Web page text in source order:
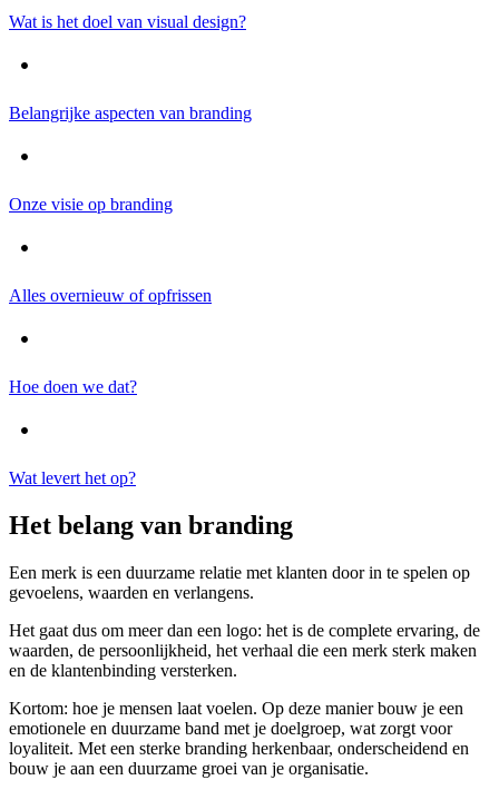
Wat is het doel van visual design?
Belangrijke aspecten van branding
Onze visie op branding
Alles overnieuw of opfrissen
Hoe doen we dat?
Wat levert het op?
Het belang van branding
Een merk is een duurzame relatie met klanten door in te spelen op
gevoelens, waarden en verlangens.
Het gaat dus om meer dan een logo: het is de complete ervaring, de
waarden, de persoonlijkheid, het verhaal die een merk sterk maken
en de klantenbinding versterken.
Kortom: hoe je mensen laat voelen. Op deze manier bouw je een
emotionele en duurzame band met je doelgroep, wat zorgt voor
loyaliteit. Met een sterke branding herkenbaar, onderscheidend en
bouw je aan een duurzame groei van je organisatie.